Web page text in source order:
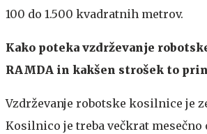
100 do 1.500 kvadratnih metrov.
Kako poteka vzdrževanje
RAMDA in kakšen strošek to
Vzdrževanje robotske kosilnice je
Kosilnico je treba večkrat